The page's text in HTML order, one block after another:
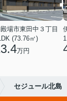
場市東田中３丁目
(73.76㎡)
万円
セジュール北島